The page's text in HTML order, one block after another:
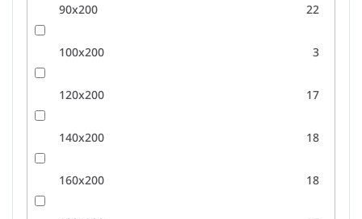
90x200 22
100x200 3
120x200 17
140x200 18
160x200 18